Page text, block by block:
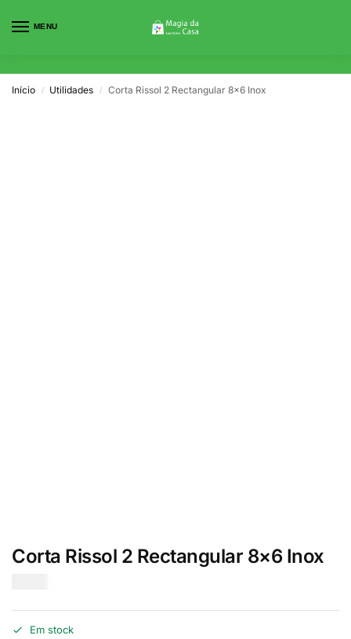
MENU
Início / Utilidades / Corta Rissol 2 Rectangular 8×6 Inox
Corta Rissol 2 Rectangular 8×6 Inox
Em stock